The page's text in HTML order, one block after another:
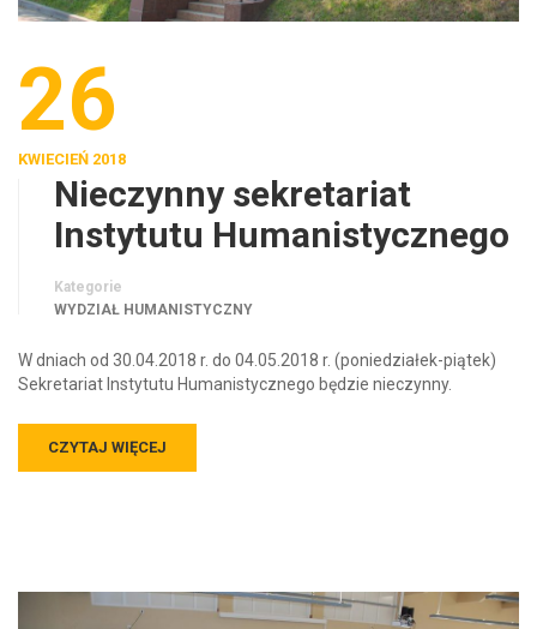
26
KWIECIEŃ 2018
Nieczynny sekretariat
Instytutu Humanistycznego
Kategorie
WYDZIAŁ HUMANISTYCZNY
W dniach od 30.04.2018 r. do 04.05.2018 r. (poniedziałek-piątek)
Sekretariat Instytutu Humanistycznego będzie nieczynny.
CZYTAJ WIĘCEJ